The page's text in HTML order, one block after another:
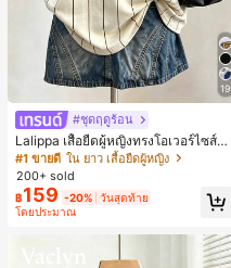
19
#ชุดฤดูร้อน
Lalippa เสื้อยืดผู้หญิงทรงโอเวอร์ไซส์ค
วามยาวกลาง คอกลม ไหล่ตก ลายพิมพ์
ตัวอักษรและลายทางแนวตั้ง สไตล์แฟชั่
นมินิมอล ของขวัญให้เพื่อน
#1 ขายดี ใน ยาว เสื้อยืดผู้หญิง
200+ sold
฿159 -20% วันสุดท้าย
โดยประมาณ